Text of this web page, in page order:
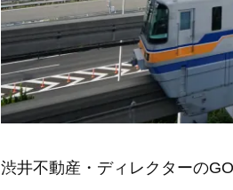
渋井不動産・ディレクターの